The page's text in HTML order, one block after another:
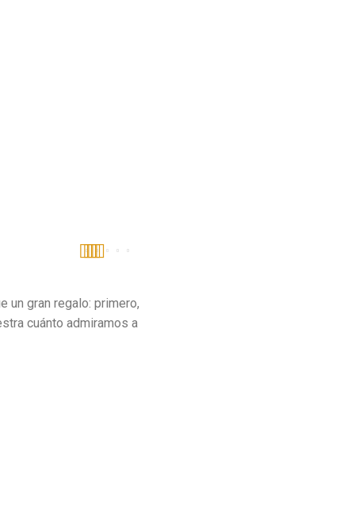
un gran regalo: primero,
cuánto admiramos a